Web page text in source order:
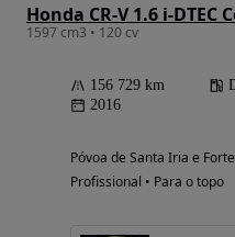
Honda CR-V 1.6 i-DTEC
1597 cm3 • 120 cv
156 729 km
2016
Póvoa de Santa Iria e
Profissional • Para o topo